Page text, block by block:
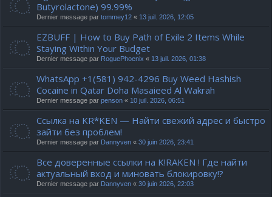
Butyrolactone) 99.99%
Dernier message par tommey12 « 13 juil. 2026, 12:05
EZBUFF | How to Buy Path of Exile 2 Items While
Staying Within Your Budget
Dernier message par RoguePhoenix « 13 juil. 2026, 01:38
WhatsApp +1(581) 942-4296 Buy Weed Hashish
Cocaine in Qatar Doha Masaieed Al Wakrah
Dernier message par penson « 10 juil. 2026, 06:51
Ссылка на KR*KEN — Найти свежий адрес и быстро
зайти без проблем!
Dernier message par Dannyven « 30 juin 2026, 23:41
Все доверенные ссылки на K!RAKEN ! Где найти
актуальный вход и миновать блокировку!?
Dernier message par Dannyven « 30 juin 2026, 22:03